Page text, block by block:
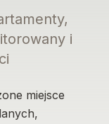
i
miejsce